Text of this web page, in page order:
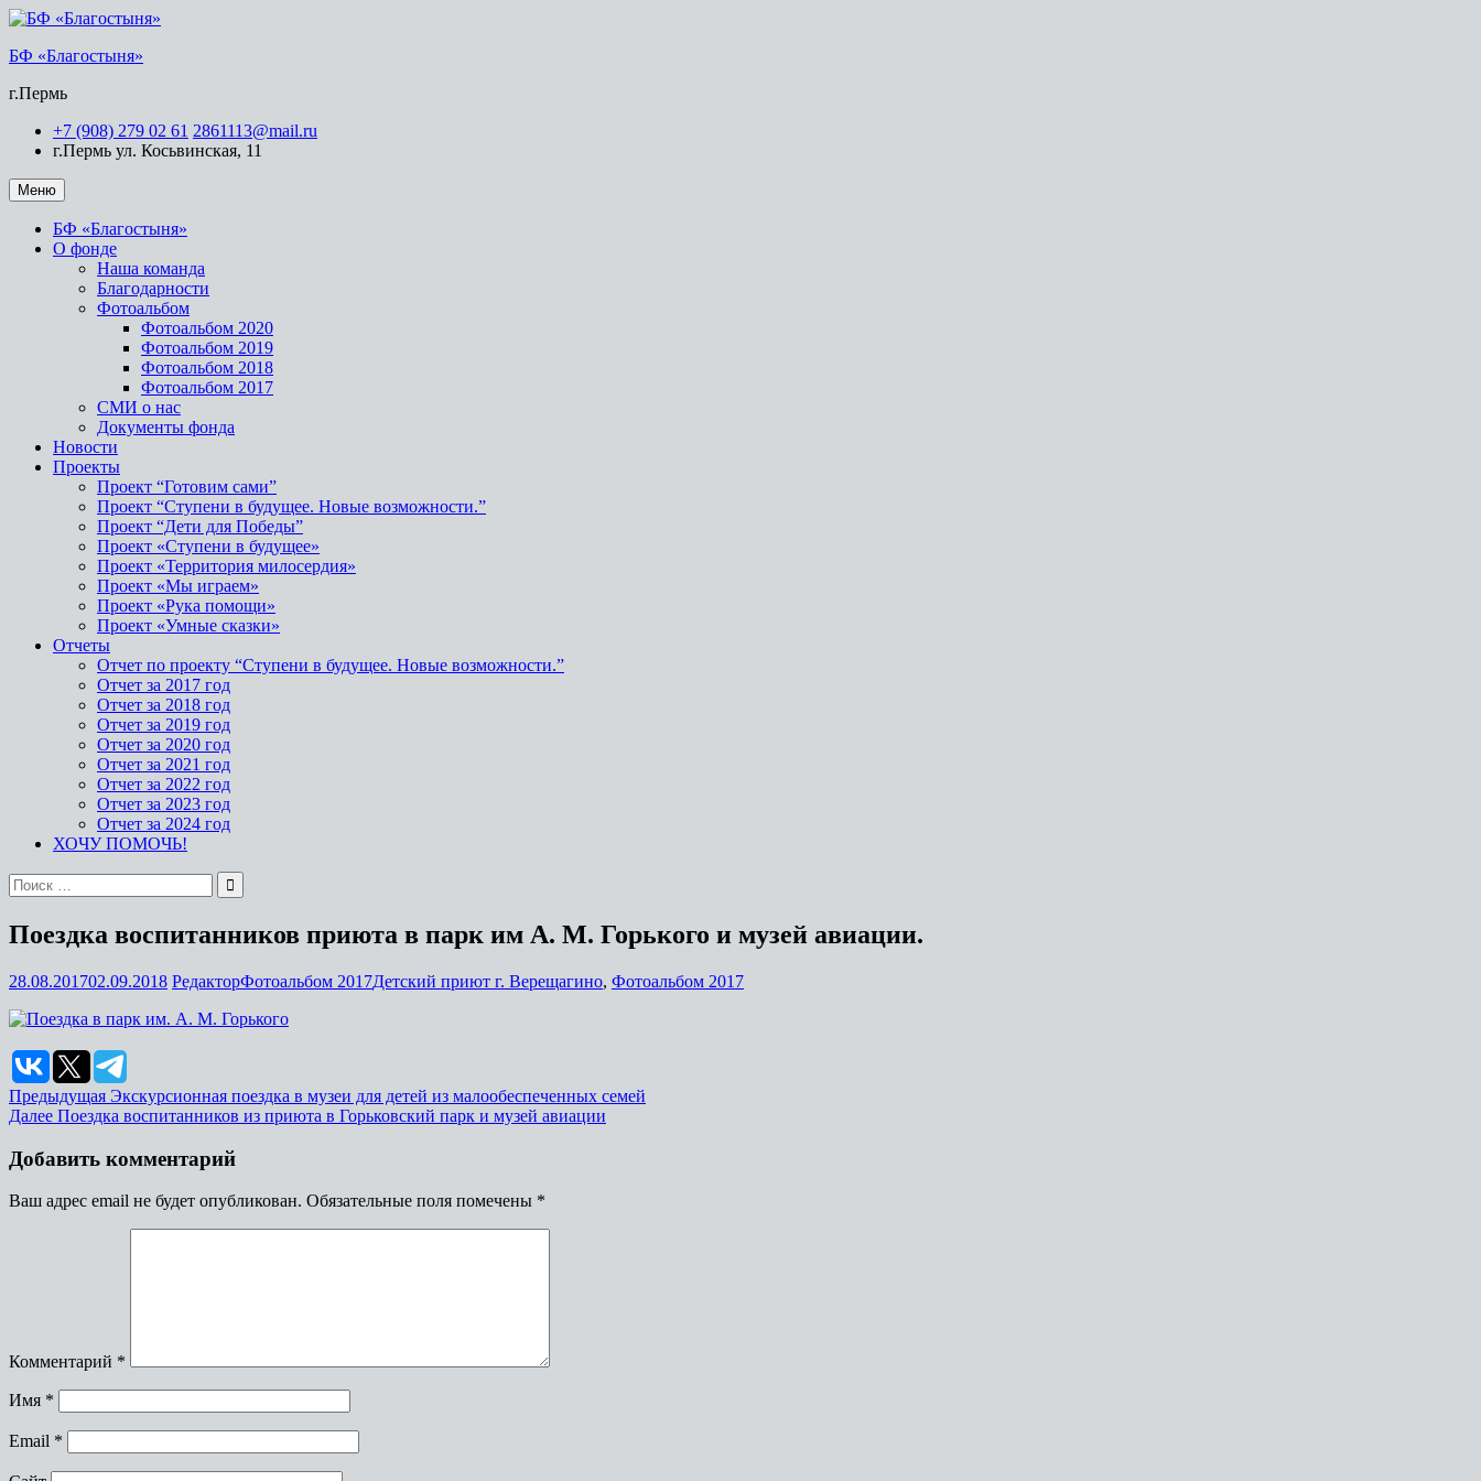
БФ «Благостыня»
г.Пермь
+7 (908) 279 02 61 2861113@mail.ru
г.Пермь ул. Косьвинская, 11
Меню
БФ «Благостыня»
О фонде
Наша команда
Благодарности
Фотоальбом
Фотоальбом 2020
Фотоальбом 2019
Фотоальбом 2018
Фотоальбом 2017
СМИ о нас
Документы фонда
Новости
Проекты
Проект “Готовим сами”
Проект “Ступени в будущее. Новые возможности.”
Проект “Дети для Победы”
Проект «Ступени в будущее»
Проект «Территория милосердия»
Проект «Мы играем»
Проект «Рука помощи»
Проект «Умные сказки»
Отчеты
Отчет по проекту “Ступени в будущее. Новые возможности.”
Отчет за 2017 год
Отчет за 2018 год
Отчет за 2019 год
Отчет за 2020 год
Отчет за 2021 год
Отчет за 2022 год
Отчет за 2023 год
Отчет за 2024 год
ХОЧУ ПОМОЧЬ!
Поездка воспитанников приюта в парк им А. М. Горького и музей авиации.
28.08.201702.09.2018 РедакторФотоальбом 2017Детский приют г. Верещагино, Фотоальбом 2017
Предыдущая Экскурсионная поездка в музеи для детей из малообеспеченных семей
Далее Поездка воспитанников из приюта в Горьковский парк и музей авиации
Добавить комментарий
Ваш адрес email не будет опубликован. Обязательные поля помечены *
Комментарий *
Имя *
Email *